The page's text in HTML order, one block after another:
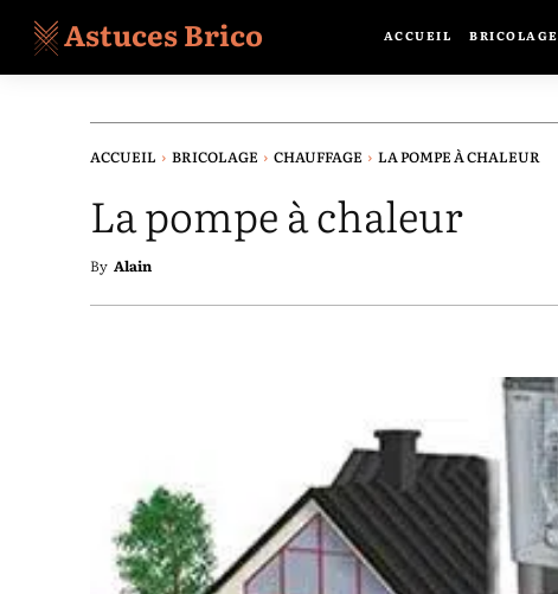
Astuces Brico ACCUEIL BRICOLAGE
ACCUEIL BRICOLAGE CHAUFFAGE LA POMPE À CHALEUR
La pompe à chaleur
By Alain